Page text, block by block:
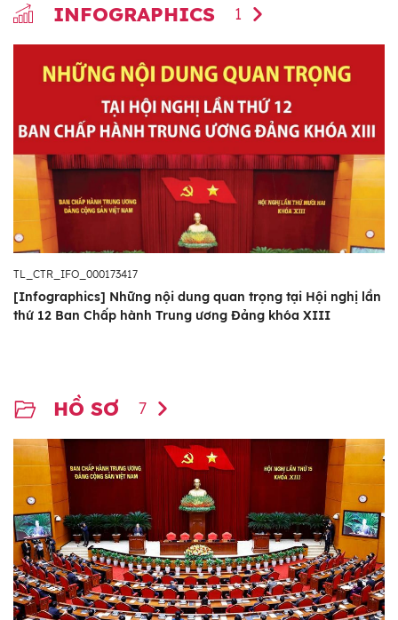
INFOGRAPHICS 1
TL_CTR_IFO_000173417
[Infographics] Những nội dung quan trọng tại Hội nghị lần
thứ 12 Ban Chấp hành Trung ương Đảng khóa XIII
HỒ SƠ 7